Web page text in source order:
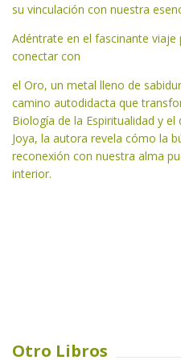
su vinculación con nuestra
Adéntrate en el fascinante
conectar con
el Oro, un metal lleno de
camino autodidacta que
Biología de la Espiritualidad y
Joya, la autora revela cómo la
reconexión con nuestra alma
interior.
Otro Libros